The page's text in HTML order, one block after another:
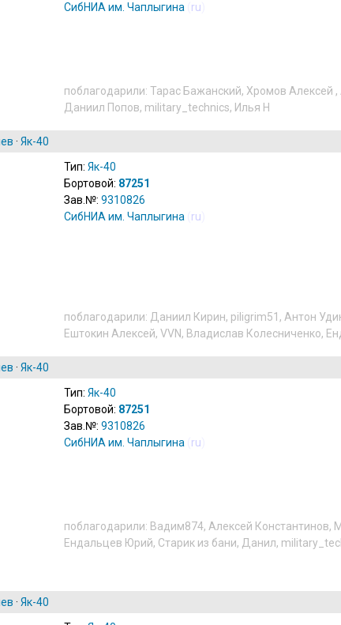
СибНИА им. Чаплыгина
ru
поблагодарили: Тарас Бажанский, Хромов Алексей ,
Даниил Попов, military_technics, Илья Н
· Як-40
Тип: Як-40
Бортовой: 87251
Зав.№: 9310826
СибНИА им. Чаплыгина
ru
поблагодарили: Даниил Кирин, piligrim51 , Антон
Ештокин Алексей, VVN, Владислав Колесниченко,
· Як-40
Тип: Як-40
Бортовой: 87251
Зав.№: 9310826
СибНИА им. Чаплыгина
ru
поблагодарили: Вадим874, Алексей Константинов,
Ендальцев Юрий, Старик из бани, Данил,
· Як-40